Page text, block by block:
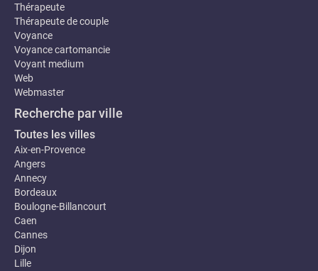
Thérapeute
Thérapeute de couple
Voyance
Voyance cartomancie
Voyant medium
Web
Webmaster
Recherche par ville
Toutes les villes
Aix-en-Provence
Angers
Annecy
Bordeaux
Boulogne-Billancourt
Caen
Cannes
Dijon
Lille